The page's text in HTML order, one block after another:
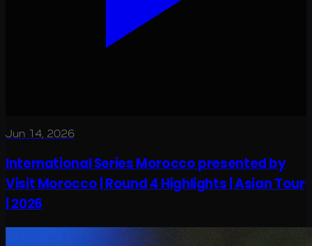
Jun 14, 2026
International Series Morocco presented by
Visit Morocco | Round 4 Highlights | Asian Tour
| 2026